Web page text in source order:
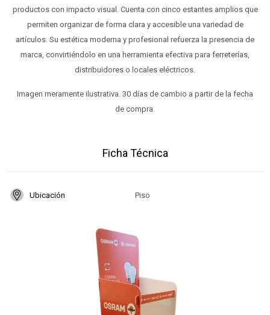
productos con impacto visual. Cuenta con cinco estantes amplios que
permiten organizar de forma clara y accesible una variedad de
artículos. Su estética moderna y profesional refuerza la presencia de
marca, convirtiéndolo en una herramienta efectiva para ferreterías,
distribuidores o locales eléctricos.
Imagen meramente ilustrativa. 30 días de cambio a partir de la fecha
de compra.
Ficha Técnica
Ubicación Piso